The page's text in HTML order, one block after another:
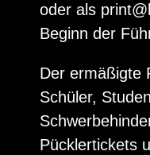
oder als
Beginn der
Der ermäßigte
Schüler,
Pücklertickets